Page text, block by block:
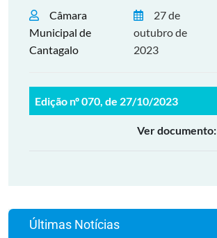
Câmara
Municipal de
Cantagalo
27 de
outubro de
2023
Edição nº 070, de 27/10/2023
Ver documento:
Últimas Notícias